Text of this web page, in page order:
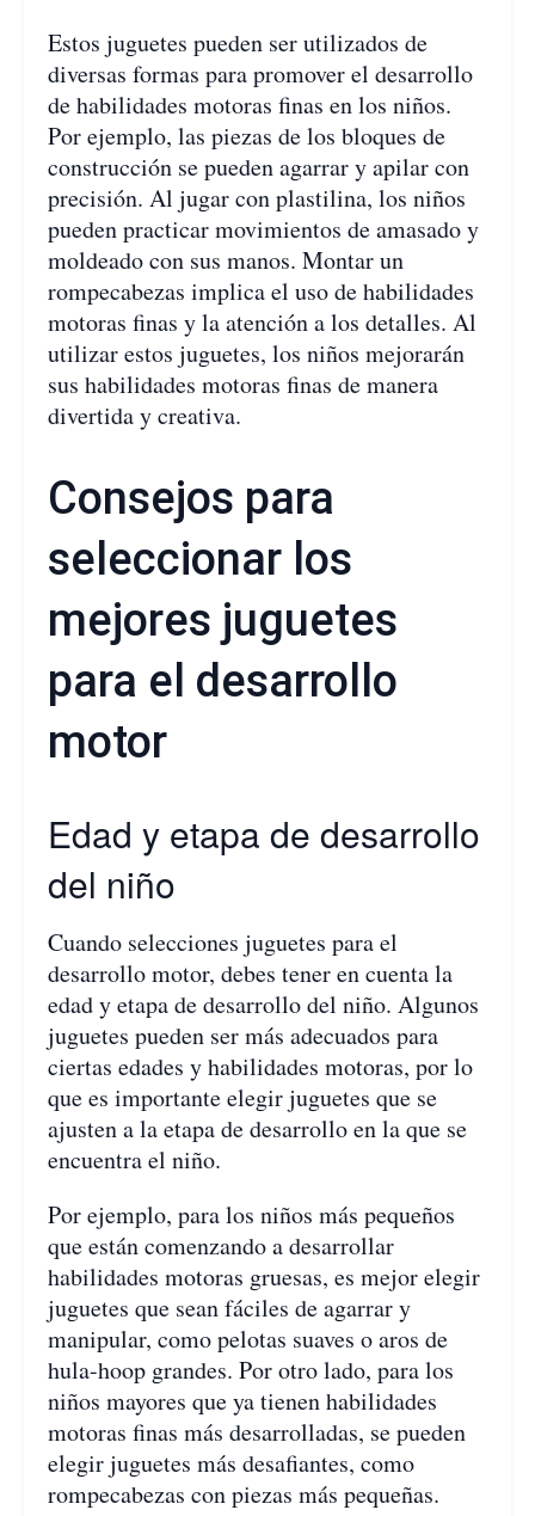
Estos juguetes pueden ser utilizados de
diversas formas para promover el desarrollo
de habilidades motoras finas en los niños.
Por ejemplo, las piezas de los bloques de
construcción se pueden agarrar y apilar con
precisión. Al jugar con plastilina, los niños
pueden practicar movimientos de amasado y
moldeado con sus manos. Montar un
rompecabezas implica el uso de habilidades
motoras finas y la atención a los detalles. Al
utilizar estos juguetes, los niños mejorarán
sus habilidades motoras finas de manera
divertida y creativa.
Consejos para
seleccionar los
mejores juguetes
para el desarrollo
motor
Edad y etapa de desarrollo
del niño
Cuando selecciones juguetes para el
desarrollo motor, debes tener en cuenta la
edad y etapa de desarrollo del niño. Algunos
juguetes pueden ser más adecuados para
ciertas edades y habilidades motoras, por lo
que es importante elegir juguetes que se
ajusten a la etapa de desarrollo en la que se
encuentra el niño.
Por ejemplo, para los niños más pequeños
que están comenzando a desarrollar
habilidades motoras gruesas, es mejor elegir
juguetes que sean fáciles de agarrar y
manipular, como pelotas suaves o aros de
hula-hoop grandes. Por otro lado, para los
niños mayores que ya tienen habilidades
motoras finas más desarrolladas, se pueden
elegir juguetes más desafiantes, como
rompecabezas con piezas más pequeñas.